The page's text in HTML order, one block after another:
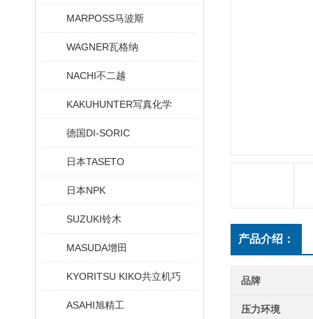
MARPOSS马波斯
WAGNER瓦格纳
NACHI不二越
KAKUHUNTER写真化学
德国DI-SORIC
日本TASETO
日本NPK
SUZUKI铃木
MASUDA增田
KYORITSU KIKO共立机巧
ASAHI旭精工
产品介绍：
品牌
压力环境